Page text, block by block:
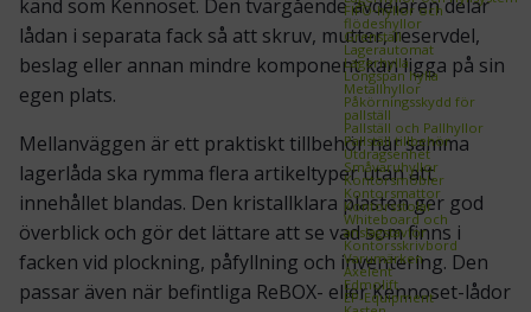
FIFO‑hyllor och
flödeshyllor
Grenställ
Lagerautomat
Lagerhylla
Longspan hylla
Metallhyllor
Påkörningsskydd för
pallställ
Pallställ och Pallhyllor
Pallställ tillbehör
Utdragsenhet
Småvaruhyllor
Kontorsmöbler
Kontorsmattor
Kontorsstolar
Whiteboard och
anslagstavlor
Kontorsskrivbord
Varumärken
Axelent
Edmolift
EP-Equipment
känd som Kennoset. Den tvärgående avdelaren delar
lådan i separata fack så att skruv, mutter, reservdel,
beslag eller annan mindre komponent kan ligga på sin
egen plats.
Mellanväggen är ett praktiskt tillbehör när samma
lagerlåda ska rymma flera artikeltyper utan att
innehållet blandas. Den kristallklara plasten ger god
överblick och gör det lättare att se vad som finns i
facken vid plockning, påfyllning och inventering. Den
passar även när befintliga ReBOX- eller Kennoset-lådor